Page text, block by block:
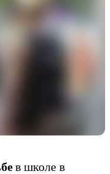
в школе в